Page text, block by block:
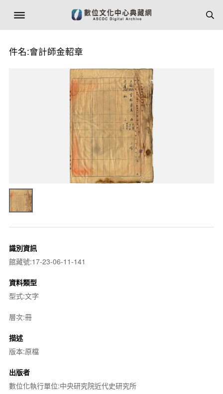
件名:會計師金軺章
識別資訊
館藏號:17-23-06-11-141
資料類型
型式:文字
層次:冊
描述
版本:原檔
出版者
數位化執行單位:中央研究院近代史研究所